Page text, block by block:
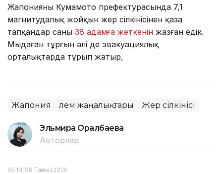
Жапонияның Кумамото префектурасында 7,1
магнитудалық жойқын жер сілкінісінен қаза
тапқандар саны 38 адамға жеткенін жазған едік.
Мыңдаған тұрғын әлі де эвакуациялық
орталықтарда тұрып жатыр,
Жапония Әлем жаңалықтары Жер сілкінісі
Эльмира Оралбаева
Авторлар
05:19, 08 Тамыз 2026